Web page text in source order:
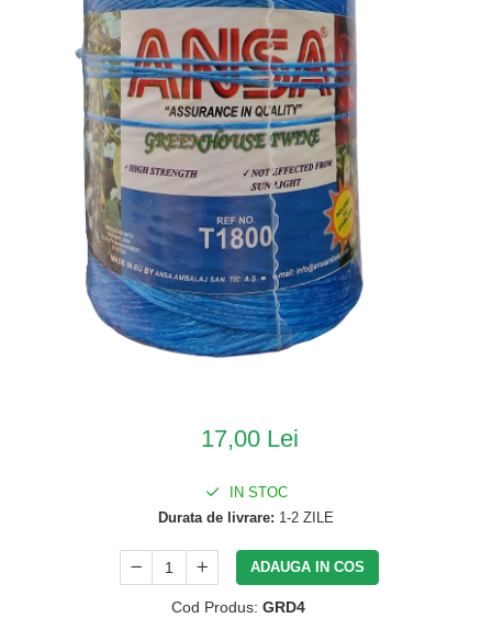
17,00 Lei
IN STOC
Durata de livrare: 1-2 ZILE
ADAUGA IN COS
Cod Produs: GRD4